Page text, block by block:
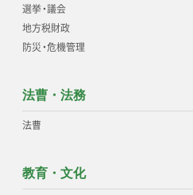
選挙・議会
地方税財政
防災・危機管理
法曹・法務
法曹
教育・文化